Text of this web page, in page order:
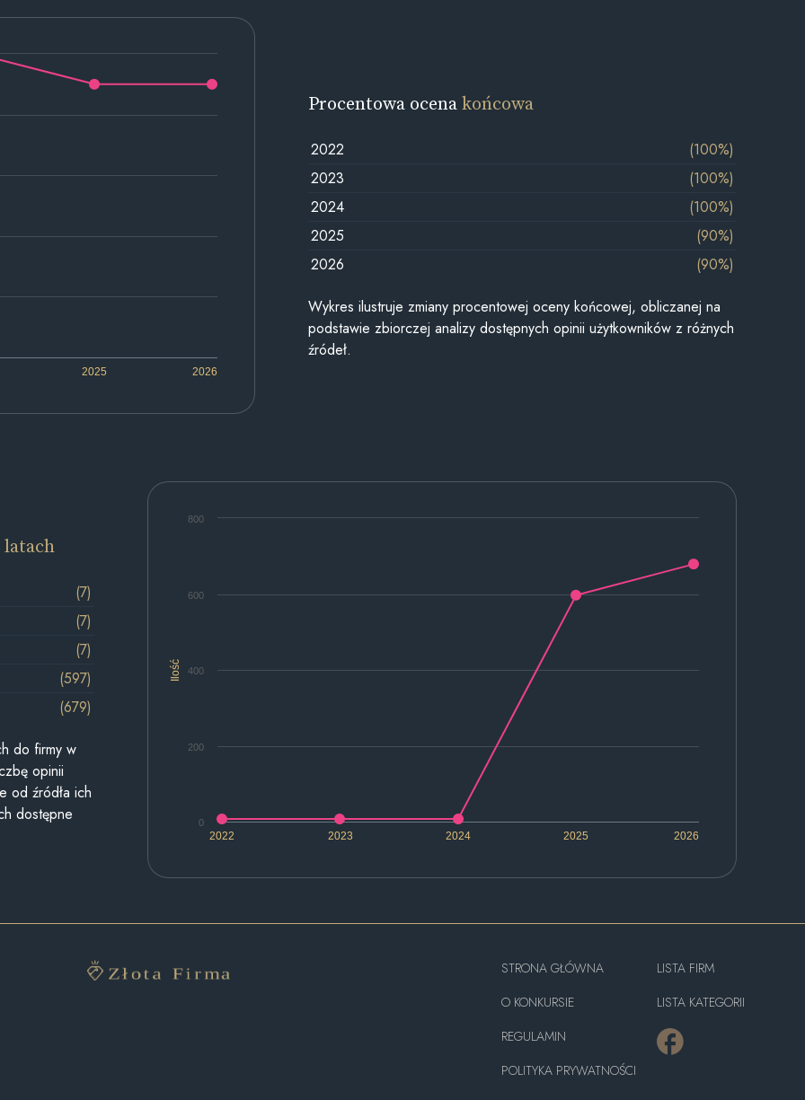
2025 2026
Procentowa ocenakońcowa
2022
(100%)
2023
(100%)
2024
(100%)
2025
(90%)
2026
(90%)
Wykres ilustruje zmiany procentowej oceny końcowej, obliczanej na
podstawie zbiorczej analizy dostępnych opinii użytkowników z różnych
źródeł.
Ilość
2022 2023 2024 2025 2026
0
200
400
600
800
latach
(7)
(7)
(7)
(597)
(679)
do firmy w
opinii
od źródła ich
dostępne
STRONA GŁÓWNA
O KONKURSIE
REGULAMIN
POLITYKA PRYWATNOŚCI
LISTA FIRM
LISTA KATEGORII